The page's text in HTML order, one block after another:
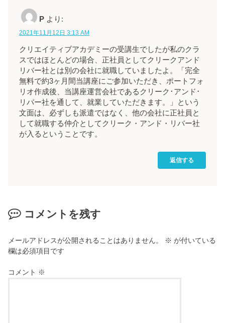
P より:
2021年11月12日 3:13 AM
クリエイティブアカデミーの受講生でしたが私のクラ
スではほとんどの場合、正社員としてクリークアンド
リバー社とは別の会社に就職していましたよ。「完全
無料で約3ヶ月間当講座にご参加いただき、ポートフォ
リオ作成後、当講座運営会社であるクリーク･アンド･
リバー社を通して、就業していただきます。」という
文面は、必ずしも派遣ではなく、他の会社に正社員と
して就職する仲介としてクリーク・アンド・リバー社
が入るということです。
返信する
コメントを残す
メールアドレスが公開されることはありません。 ※ が付いている
欄は必須項目です
コメント ※